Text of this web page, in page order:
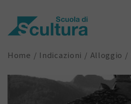
Home Indicazioni Alloggio